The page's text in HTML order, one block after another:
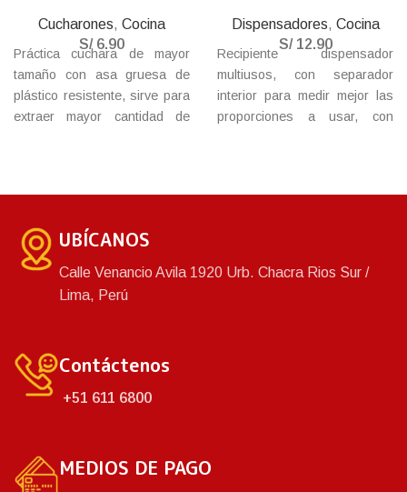
Cucharones, Cocina
S/6.90
Práctica cuchara de mayor
tamaño con asa gruesa de
plástico resistente, sirve para
extraer mayor cantidad de
Dispensadores, Cocina
S/12.90
Recipiente dispensador
multiusos, con separador
interior para medir mejor las
proporciones a usar, con
UBÍCANOS
Calle Venancio Avila 1920 Urb. Chacra Rios Sur /
Lima, Perú
Contáctenos
+51 611 6800
MEDIOS DE PAGO